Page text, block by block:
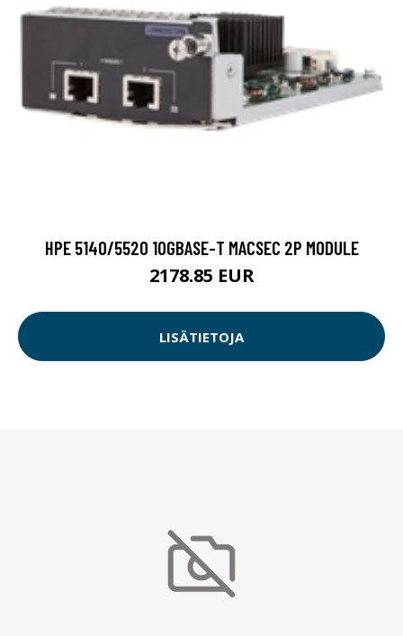
HPE 5140/5520 10GBASE-T MACSEC 2P MODULE
2178.85 EUR
LISÄTIETOJA